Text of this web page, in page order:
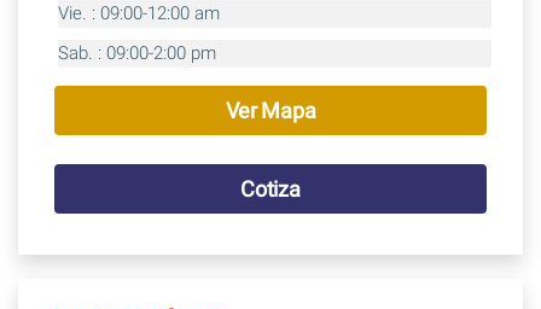
Vie. : 09:00-12:00 am
Sab. : 09:00-2:00 pm
Ver Mapa
Cotiza